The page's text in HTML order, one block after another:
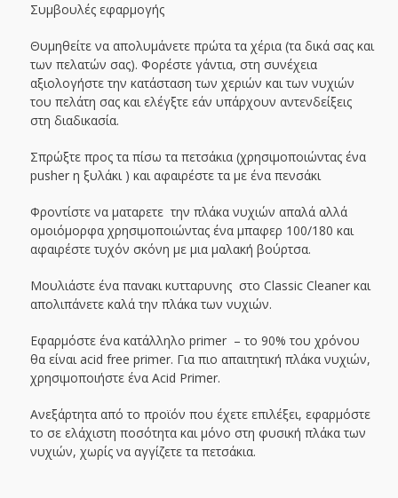
Συμβουλές εφαρμογής
Θυμηθείτε να απολυμάνετε πρώτα τα χέρια (τα δικά σας και
των πελατών σας). Φορέστε γάντια, στη συνέχεια
αξιολογήστε την κατάσταση των χεριών και των νυχιών
του πελάτη σας και ελέγξτε εάν υπάρχουν αντενδείξεις
στη διαδικασία.
Σπρώξτε προς τα πίσω τα πετσάκια (χρησιμοποιώντας ένα
pusher η ξυλάκι ) και αφαιρέστε τα με ένα πενσάκι
Φροντίστε να ματαρετε την πλάκα νυχιών απαλά αλλά
ομοιόμορφα χρησιμοποιώντας ένα μπαφερ 100/180 και
αφαιρέστε τυχόν σκόνη με μια μαλακή βούρτσα.
Μουλιάστε ένα πανακι κυτταρυνης στο Classic Cleaner και
απολιπάνετε καλά την πλάκα των νυχιών.
Εφαρμόστε ένα κατάλληλο primer – το 90% του χρόνου
θα είναι acid free primer. Για πιο απαιτητική πλάκα νυχιών,
χρησιμοποιήστε ένα Acid Primer.
Ανεξάρτητα από το προϊόν που έχετε επιλέξει, εφαρμόστε
το σε ελάχιστη ποσότητα και μόνο στη φυσική πλάκα των
νυχιών, χωρίς να αγγίζετε τα πετσάκια.